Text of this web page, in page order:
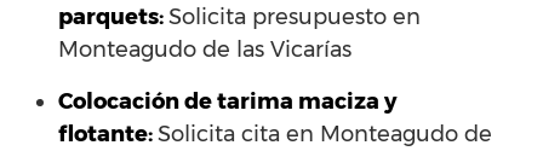
parquets:Solicita presupuesto en
Monteagudo de las Vicarías
Colocación de tarima maciza y
flotante:Solicita cita en Monteagudo de